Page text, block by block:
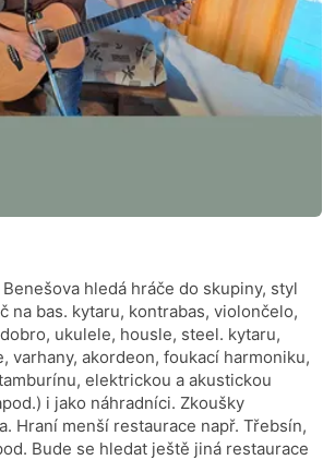
hledá hráče do skupiny, styl
na bas. kytaru, kontrabas, violončelo,
ukulele, housle, steel. kytaru,
varhany, akordeon, foukací harmoniku,
elektrickou a akustickou
i jako náhradníci. Zkoušky
Hraní menší restaurace např. Třebsín,
Bude se hledat ještě jiná restaurace